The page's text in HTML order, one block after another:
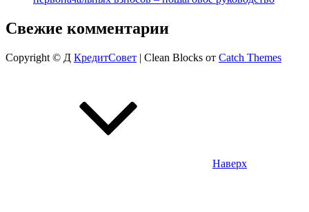
Свежие комментарии
Copyright © Д КредитСовет | Clean Blocks от Catch Themes
Наверх